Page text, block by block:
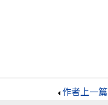
作者上一篇